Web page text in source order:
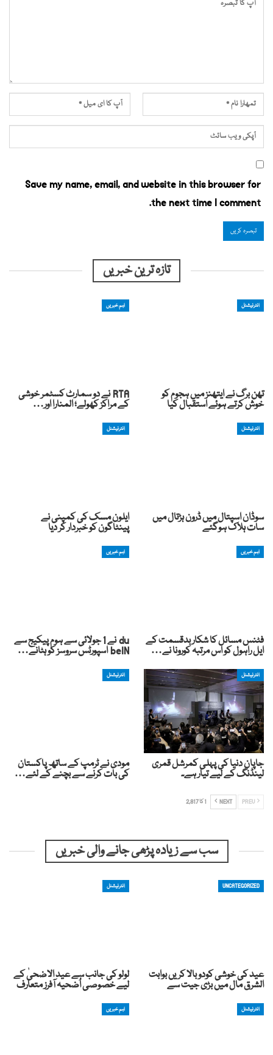
Save my name, email, and website in this browser for
the next time I comment.
تازہ ترین خبریں
انٹرنیشنل
تھن برگ نے ایتھنز میں ہجوم کو
خوش کرتے ہوئے استقبال کیا
اہم خبریں
RTA نے دو سمارٹ کسٹمر خوشی
کے مراکز کھولے؛ المنارا اور…
انٹرنیشنل
سوڈان اسپتال میں ڈرون ہڑتال میں
سات ہلاک ہوگئے
انٹرنیشنل
ایلون مسک کی کمپنی نے
پینٹاگون کو خبردار کر دیا
اہم خبریں
فٹنس مسائل کا شکار بدقسمت کے
ایل راہول کو اس مرتبہ کورونا نے…
اہم خبریں
du نے 1 جولائی سے ہوم پیکیج سے
beIN اسپورٹس سروسز کو ہٹانے…
انٹرنیشنل
جاپان دنیا کی پہلی کمرشل قمری
لینڈنگ کے لیے تیار ہے۔
انٹرنیشنل
مودی نے ٹرمپ کے ساتھ پاکستان
کی بات کرنے سے بچنے کے لئے…
NEXT 1 کا 2,817
سب سے زیادہ پڑھی جانے والی خبریں
UNCATEGORIZED
عید کی خوشی کودوبالا کریں بوابت
الشرق مال میں بڑی جیت سے
انٹرنیشنل
لولو کی جانب سے عید الاضحیٰ کے
لیے خصوصی اُضحیہ آفرز متعارف
انٹرنیشنل اہم خبریں